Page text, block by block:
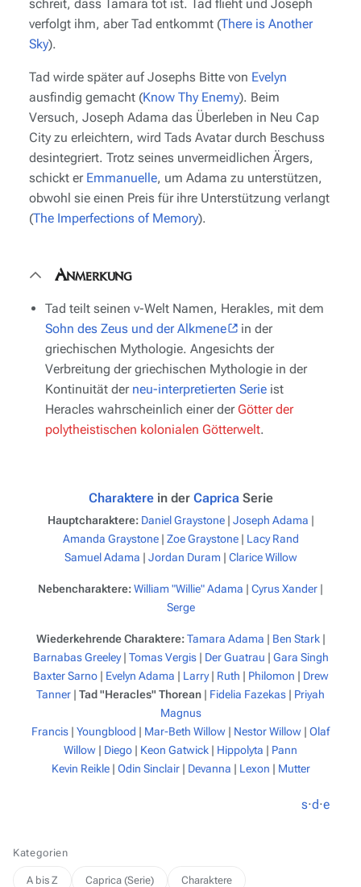
schreit, dass Tamara tot ist. Tad flieht und Joseph
verfolgt ihm, aber Tad entkommt (There is Another
Sky).
Tad wirde später auf Josephs Bitte von Evelyn
ausfindig gemacht (Know Thy Enemy). Beim
Versuch, Joseph Adama das Überleben in Neu Cap
City zu erleichtern, wird Tads Avatar durch Beschuss
desintegriert. Trotz seines unvermeidlichen Ärgers,
schickt er Emmanuelle, um Adama zu unterstützen,
obwohl sie einen Preis für ihre Unterstützung verlangt
(The Imperfections of Memory).
Anmerkung
Tad teilt seinen v-Welt Namen, Herakles, mit dem
Sohn des Zeus und der Alkmene
in der
griechischen Mythologie. Angesichts der
Verbreitung der griechischen Mythologie in der
Kontinuität der neu-interpretierten Serie ist
Heracles wahrscheinlich einer der Götter der
polytheistischen kolonialen Götterwelt.
Charakterein der CapricaSerie
Hauptcharaktere: Daniel Graystone| Joseph Adama |
Amanda Graystone| Zoe Graystone| Lacy Rand
Samuel Adama | Jordan Duram | Clarice Willow
Nebencharaktere:William "Willie" Adama | Cyrus Xander |
Serge
Wiederkehrende Charaktere: Tamara Adama | Ben Stark|
Barnabas Greeley| Tomas Vergis| Der Guatrau | Gara Singh
Baxter Sarno| Evelyn Adama | Larry| Ruth | Philomon | Drew
Tanner | Tad "Heracles" Thorean | Fidelia Fazekas | Priyah
Magnus
Francis | Youngblood | Mar-Beth Willow | Nestor Willow | Olaf
Willow | Diego | Keon Gatwick | Hippolyta | Pann
Kevin Reikle| Odin Sinclair| Devanna | Lexon | Mutter
s·d·e
Kategorien
A bis Z Caprica (Serie) Charaktere